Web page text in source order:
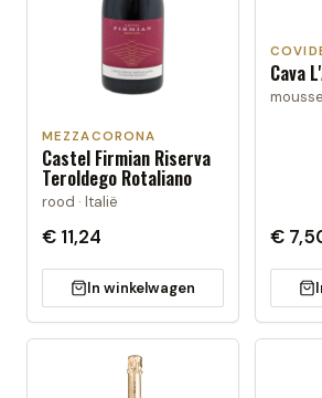
MEZZACORONA
Castel Firmian Riserva
Teroldego Rotaliano
rood · Italië
€ 11,24
In winkelwagen
Cava
€